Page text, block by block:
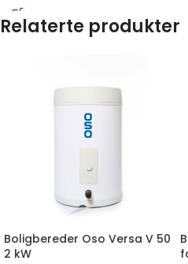
Relaterte produkter
Boligbereder Oso Versa V 50
2 kW